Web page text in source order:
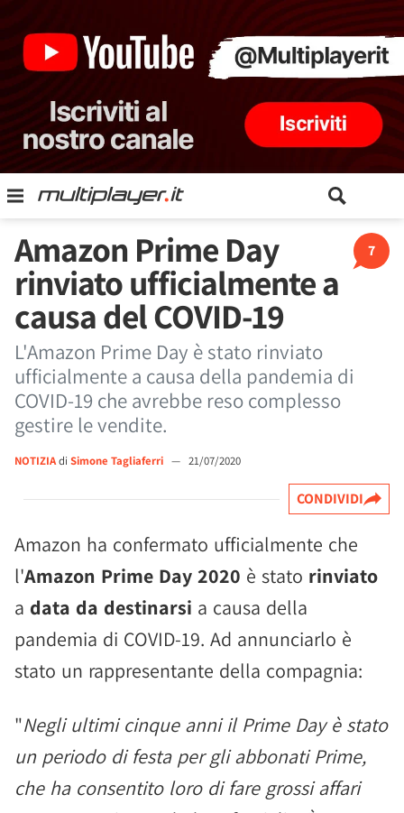
7
Amazon Prime Day
rinviato ufficialmente a
causa del COVID-19
L'Amazon Prime Day è stato rinviato
ufficialmente a causa della pandemia di
COVID-19 che avrebbe reso complesso
gestire le vendite.
NOTIZIAdi Simone Tagliaferri — 21/07/2020
CONDIVIDI
Amazon ha confermato ufficialmente che
l'Amazon Prime Day 2020 è stato rinviato
a data da destinarsi a causa della
pandemia di COVID-19. Ad annunciarlo è
stato un rappresentante della compagnia:
"Negli ultimi cinque anni il Prime Day è stato
un periodo di festa per gli abbonati Prime,
che ha consentito loro di fare grossi affari